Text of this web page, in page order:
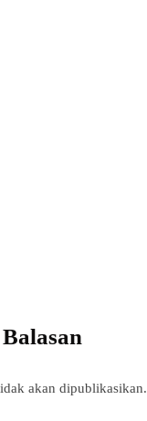
akan dipublikasikan.